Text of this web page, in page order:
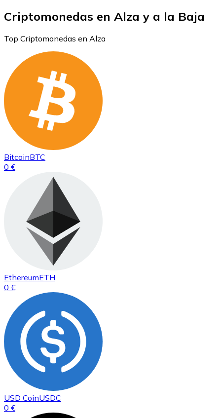
Criptomonedas en Alza y a la Baja
Top Criptomonedas en Alza
BitcoinBTC
0 €
EthereumETH
0 €
USD CoinUSDC
0 €